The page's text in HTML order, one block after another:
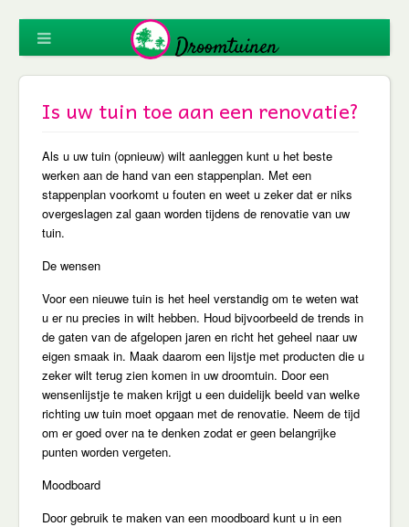
Is uw tuin toe aan een renovatie?
Als u uw tuin (opnieuw) wilt aanleggen kunt u het beste
werken aan de hand van een stappenplan. Met een
stappenplan voorkomt u fouten en weet u zeker dat er niks
overgeslagen zal gaan worden tijdens de renovatie van uw
tuin.
De wensen
Voor een nieuwe tuin is het heel verstandig om te weten wat
u er nu precies in wilt hebben. Houd bijvoorbeeld de trends in
de gaten van de afgelopen jaren en richt het geheel naar uw
eigen smaak in. Maak daarom een lijstje met producten die u
zeker wilt terug zien komen in uw droomtuin. Door een
wensenlijstje te maken krijgt u een duidelijk beeld van welke
richting uw tuin moet opgaan met de renovatie. Neem de tijd
om er goed over na te denken zodat er geen belangrijke
punten worden vergeten.
Moodboard
Door gebruik te maken van een moodboard kunt u in een